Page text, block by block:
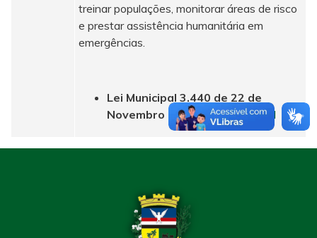
treinar populações, monitorar áreas de risco
e prestar assistência humanitária em
emergências.
Lei Municipal 3.440 de 22 de
Novembro de 2017 -Download